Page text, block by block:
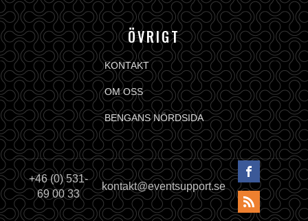
ÖVRIGT
KONTAKT
OM OSS
BENGANS NÖRDSIDA
+46 (0) 531-
69 00 33
kontakt@eventsupport.se